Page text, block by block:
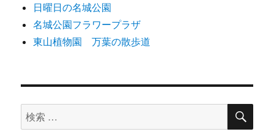
日曜日の名城公園
名城公園フラワープラザ
東山植物園 万葉の散歩道
検
索
検